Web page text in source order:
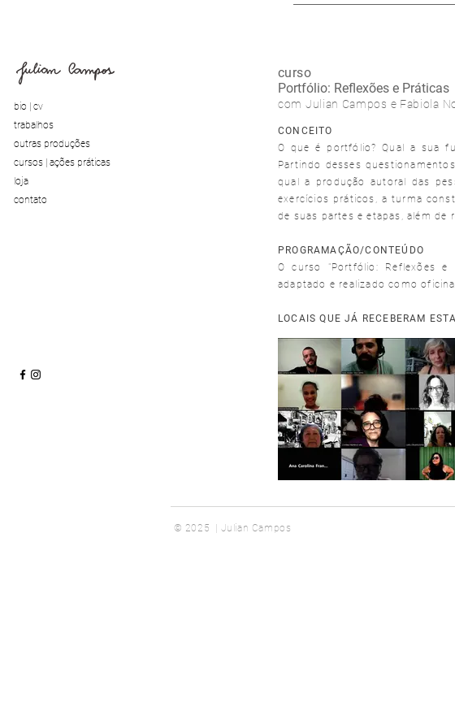
bio | cv
trabalhos
outras produções
cursos | ações práticas
loja
contato
curso
Portfólio: Reflexões e Práticas
com Julian Campos e Fabiola
CONCEITO
O que é portfólio? Qual a sua
Partindo desses
qual a produção autoral das
exercícios práticos, a turma
de suas partes e etapas, além de
PROGRAMAÇÃO/CONTEÚDO
O curso "Portfólio: Reflexões e
adaptado e realizado como
LOCAIS QUE JÁ RECEBERAM
© 2025 | Julian Campos